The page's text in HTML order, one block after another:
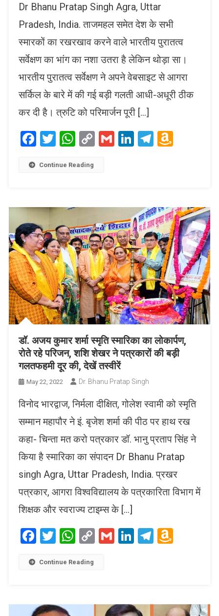
Dr Bhanu Pratap Singh Agra, Uttar
Pradesh, India. ताजमहल समेत देश के सभी
स्मारकों का रखरखाव करने वाले भारतीय पुरातत्व
सर्वेक्षण का भांग का नशा उतरा है लेकिन थोड़ा सा।
भारतीय पुरातत्व सर्वेक्षण ने अपने वेबसाइट से आगरा
सर्किल के बारे में की गई बड़ी गलती आधी-अधूरी ठीक
कर दी है। त्रुटि को परिमार्जन पूरी […]
Facebook
Twitter
WhatsApp
CopyGmailLinkedIn
Telegram
Continue Reading
डॉ. अजय कुमार शर्मा स्मृति स्मारिका का लोकार्पण,
रोते रहे परिजन, शशि शेखर ने पत्रकारों की बड़ी
गलतफहमी दूर की, देखें तस्वीरें
May 22, 2022 Dr. Bhanu Pratap Singh
विनोद भारद्वाज, निर्मला दीक्षित, गोलेश स्वामी को स्मृति
सम्मान महापौर ने इं. बृजेश शर्मा की पीठ पर हाथ रख
कहा- चिन्ता मत करो पत्रकार डॉ. भानु प्रताप सिंह ने
किया है स्मारिका का संपादन Dr Bhanu Pratap
singh Agra, Uttar Pradesh, India. प्रखर
पत्रकार, आगरा विश्वविद्यालय के पत्रकारिता विभाग में
शिक्षक और स्वराज्य टाइम्स के […]
Facebook
Twitter
WhatsApp
CopyGmailLinkedIn
Telegram
Continue Reading